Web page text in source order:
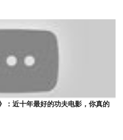
：近十年最好的功夫电影，你真的